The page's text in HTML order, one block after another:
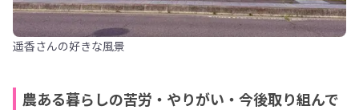
遥香さんの好きな風景
農ある暮らしの苦労・やりがい・今後取り組んで